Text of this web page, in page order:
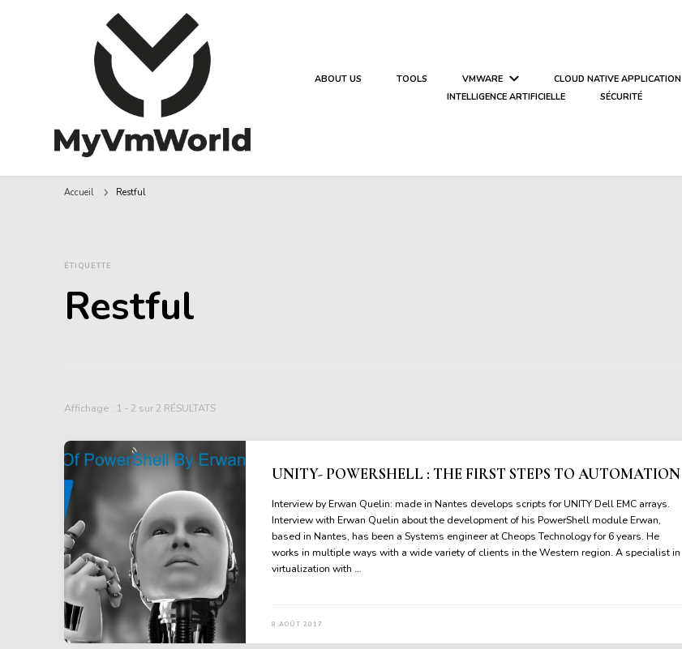
MyVMworld
ABOUT US TOOLS VMWARE CLOUD NATIVE APPLICATION
INTELLIGENCE ARTIFICIELLE
SÉCURITÉ
Accueil Restful
ÉTIQUETTE
Restful
Affichage : 1 - 2 sur 2 RÉSULTATS
UNITY- POWERSHELL : THE FIRST STEPS TO AUTOMATION
Interview by Erwan Quelin: made in Nantes develops scripts for UNITY Dell EMC arrays.
Interview with Erwan Quelin about the development of his PowerShell module Erwan,
based in Nantes, has been a Systems engineer at Cheops Technology for 6 years. He
works in multiple ways with a wide variety of clients in the Western region. A specialist in
virtualization with …
8 AOÛT 2017